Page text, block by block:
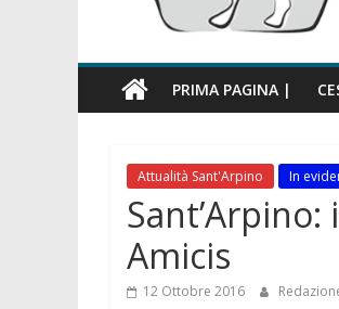
PRIMA PAGINA |
Attualità Sant'Arpino In
Amicis
12 Ottobre 2016